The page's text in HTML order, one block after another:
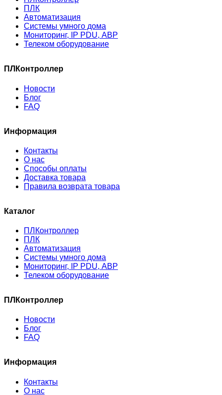
ПЛК
Автоматизация
Системы умного дома
Мониторинг, IP PDU, АВР
Телеком оборудование
ПЛКонтроллер
Новости
Блог
FAQ
Информация
Контакты
О нас
Способы оплаты
Доставка товара
Правила возврата товара
Каталог
ПЛКонтроллер
ПЛК
Автоматизация
Системы умного дома
Мониторинг, IP PDU, АВР
Телеком оборудование
ПЛКонтроллер
Новости
Блог
FAQ
Информация
Контакты
О нас